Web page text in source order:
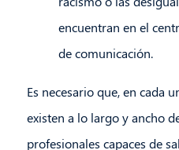
encuentran en el
de comunicación.
Es necesario que, en cada
existen a lo largo y ancho
profesionales capaces de